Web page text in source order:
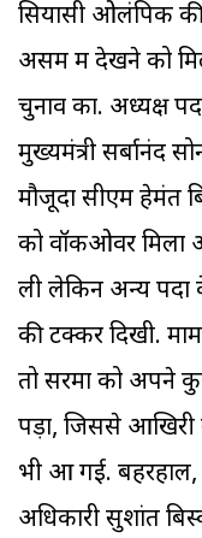
सियासी ओलंपिक
असम में देखने को
चुनाव का. अध्यक्ष
मुख्यमंत्री सर्बानंद
मौजूदा सीएम हेमंत
को वॉकओवर मिला
ली लेकिन अन्य पदों
की टक्कर दिखी.
तो सरमा को अपने
पड़ा, जिससे आखिरी
भी आ गई.
अधिकारी सुशांत